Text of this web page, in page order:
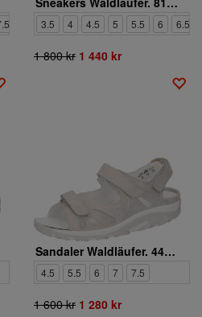
3.5 4 4.5 5 5.5 6 6.5
1 800 kr 1 440 kr
Sandaler Waldläufer. 448001-229-070
4.5 5.5 6 7 7.5
1 600 kr 1 280 kr